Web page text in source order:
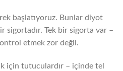
başlatıyoruz. Bunlar diyot
sigortadır. Tek bir sigorta var –
etmek zor değil.
için tutuculardır – içinde tel